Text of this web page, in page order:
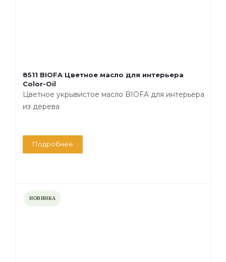
8511 BIOFA Цветное масло для интерьера
Color-Oil
Цветное укрывистое масло BIOFA для интерьера
из дерева
Подробнее
НОВИНКА